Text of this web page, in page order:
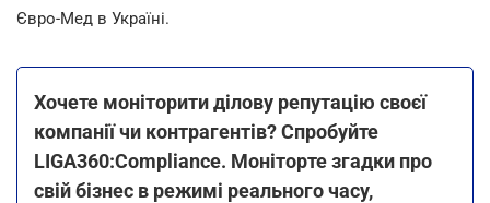
Євро-Мед в Україні.
Хочете моніторити ділову репутацію своєї
компанії чи контрагентів? Спробуйте
LIGA360:Compliance. Моніторте згадки про
свій бізнес в режимі реального часу,